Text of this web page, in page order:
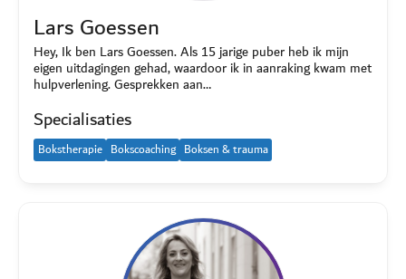
Lars Goessen
Hey, Ik ben Lars Goessen. Als 15 jarige puber heb ik mijn
eigen uitdagingen gehad, waardoor ik in aanraking kwam met
hulpverlening. Gesprekken aan…
Specialisaties
Bokstherapie Bokscoaching Boksen & trauma